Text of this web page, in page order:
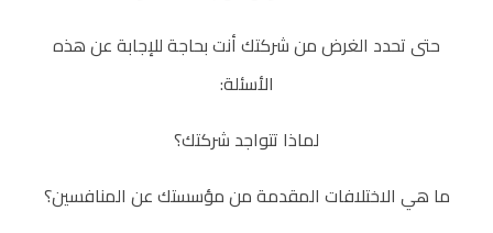
حتى تحدد الغرض من شركتك أنت بحاجة للإجابة عن هذه
الأسئلة:
لماذا تتواجد شركتك؟
ما هي الاختلافات المقدمة من مؤسستك عن المنافسين؟